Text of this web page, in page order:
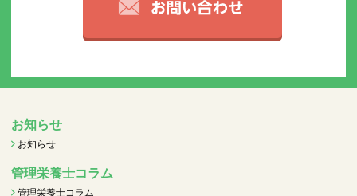
お知らせ
お知らせ
管理栄養士コラム
管理栄養士コラム